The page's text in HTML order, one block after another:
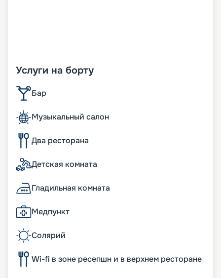
Услуги на борту
Бар
Музыкальный салон
Два ресторана
Детская комната
Гладильная комната
Медпункт
Солярий
Wi-fi в зоне ресепшн и в верхнем ресторане